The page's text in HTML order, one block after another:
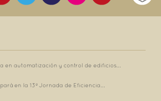
en automatización y control de edificios...
en la 13ª Jornada de Eficiencia...